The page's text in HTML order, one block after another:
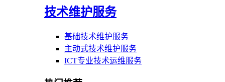
技术维护服务
基础技术维护服务
主动式技术维护服务
ICT专业技术运维服务